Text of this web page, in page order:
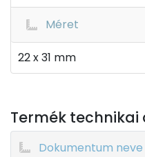
Méret
22 x 31 mm
Termék
Dokumentum neve